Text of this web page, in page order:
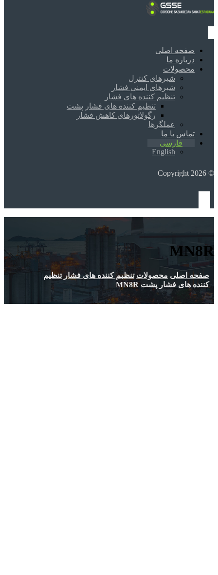
صفحه اصلی
درباره ما
محصولات
شیرهای کنترل
شیرهای ایمنی فشار
تنظیم کننده های فشار
تنظیم کننده های فشار پشت
رگولاتورهای کاهش فشار
عملگرها
تماس با ما
فارسی
English
© Copyright 2026
MN8R
صفحه اصلی محصولات تنظیم کننده های فشار تنظیم
کننده های فشار پشت MN8R